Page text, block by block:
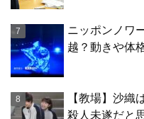
ニッポンノワ
越？動きや体
【教場】沙織
殺人未遂だと